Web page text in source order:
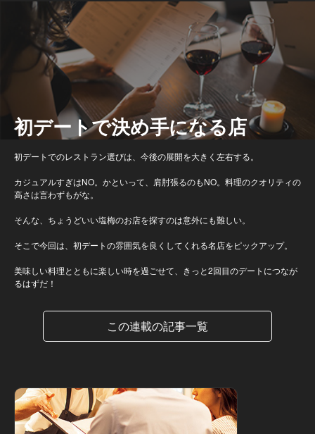
初デートで決め手になる店
初デートでのレストラン選びは、今後の展開を大きく左右する。
カジュアルすぎはNO。かといって、肩肘張るのもNO。料理のクオリティの
高さは言わずもがな。
そんな、ちょうどいい塩梅のお店を探すのは意外にも難しい。
そこで今回は、初デートの雰囲気を良くしてくれる名店をピックアップ。
美味しい料理とともに楽しい時を過ごせて、きっと2回目のデートにつなが
るはずだ！
この連載の記事一覧